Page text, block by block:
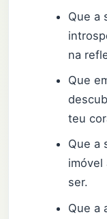
Que a
na
Que
teu
Que a
imóvel
ser.
Que a